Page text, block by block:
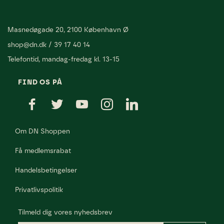
Masnedøgade 20, 2100 København Ø
shop@dn.dk / 39 17 40 14
Telefontid, mandag-fredag kl. 13-15
FIND OS PÅ
Om DN Shoppen
Få medlemsrabat
Handelsbetingelser
Privatlivspolitik
Tilmeld dig vores nyhedsbrev